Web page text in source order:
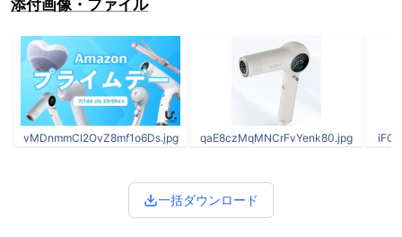
添付画像・ファイル
vMDnmmCl2OvZ8mf1o6Ds.jpg qaE8czMqMNCrFvYenk80.jpg
一括ダウンロード